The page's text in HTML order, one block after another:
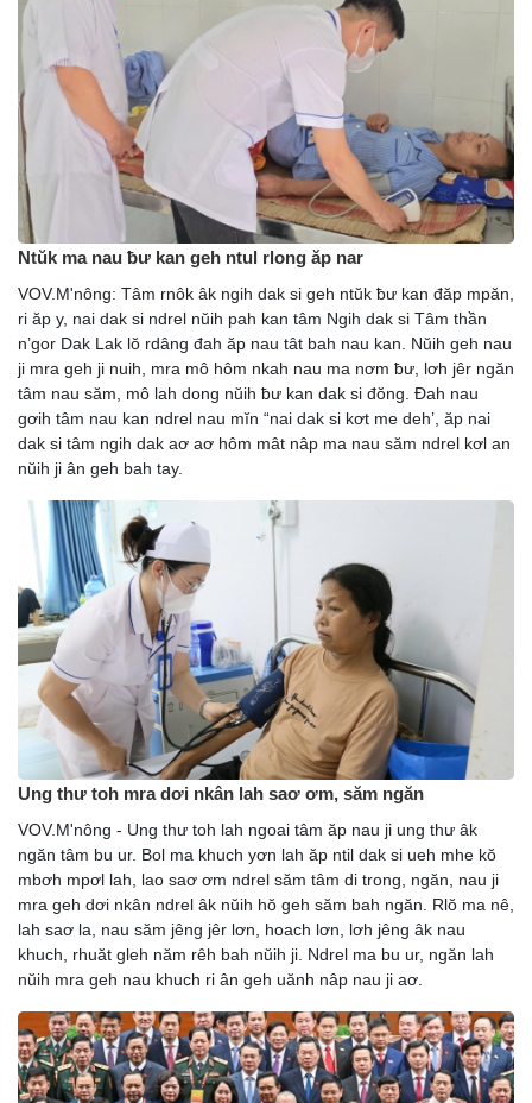
Ntŭk ma nau ƀư kan geh ntul rlong ăp nar
VOV.M'nông: Tâm rnôk âk ngih dak si geh ntŭk ƀư kan đăp mpăn,
ri ăp y, nai dak si ndrel nŭih pah kan tâm Ngih dak si Tâm thần
n’gor Dak Lak lŏ rdâng đah ăp nau tât bah nau kan. Nŭih geh nau
ji mra geh ji nuih, mra mô hôm nkah nau ma nơm ƀư, lơh jêr ngăn
tâm nau săm, mô lah dong nŭih ƀư kan dak si đŏng. Đah nau
gơih tâm nau kan ndrel nau mĭn “nai dak si kơt me deh’, ăp nai
dak si tâm ngih dak aơ aơ hôm mât nâp ma nau săm ndrel kơl an
nŭih ji ân geh bah tay.
Ung thư toh mra dơi nkân lah saơ ơm, săm ngăn
VOV.M'nông - Ung thư toh lah ngoai tâm ăp nau ji ung thư âk
ngăn tâm bu ur. Bol ma khuch yơn lah ăp ntil dak si ueh mhe kŏ
mbơh mpơl lah, lao saơ ơm ndrel săm tâm di trong, ngăn, nau ji
mra geh dơi nkân ndrel âk nŭih hŏ geh săm bah ngăn. Rlŏ ma nê,
lah saơ la, nau săm jêng jêr lơn, hoach lơn, lơh jêng âk nau
khuch, rhuăt gleh năm rêh bah nŭih ji. Ndrel ma bu ur, ngăn lah
nŭih mra geh nau khuch ri ân geh uănh nâp nau ji aơ.